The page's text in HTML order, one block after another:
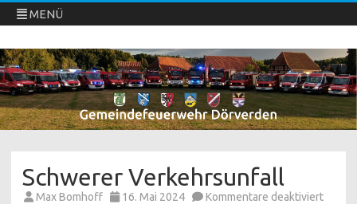
MENÜ
Freiwillige Feuerwehren Dörverden
Direkt
zum
Inhalt
springen
Schwerer Verkehrsunfall
Max Bomhoff 16. Mai 2024 Kommentare deaktiviertfür